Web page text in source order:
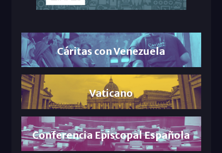
Cáritas con Venezuela
Vaticano
Conferencia Episcopal Española